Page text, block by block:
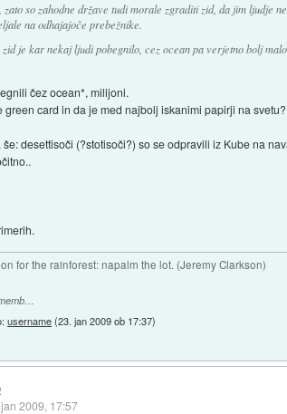
zato so zahodne države tudi morale zgraditi zid, da jim ljudje
na odhajajoče prebežnike.
zid je kar nekaj ljudi pobegnilo, cez ocean pa verjetno bolj malo.
čez ocean*, milijoni.
green card in da je med najbolj iskanimi papirji na svetu?
desettisoči (?stotisoči?) so se odpravili iz Kube na
for the rainforest: napalm the lot. (Jeremy Clarkson)
username(23. jan 2009 ob 17:37)
2009, 17:57